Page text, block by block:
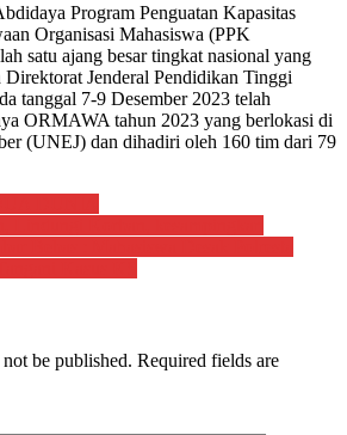
Program Penguatan Kapasitas
Organisasi Mahasiswa (PPK
satu ajang besar tingkat nasional yang
Direktorat Jenderal Pendidikan Tinggi
tanggal 7-9 Desember 2023 telah
ORMAWA tahun 2023 yang berlokasi di
(UNEJ) dan dihadiri oleh 160 tim dari 79
be published. Required fields are